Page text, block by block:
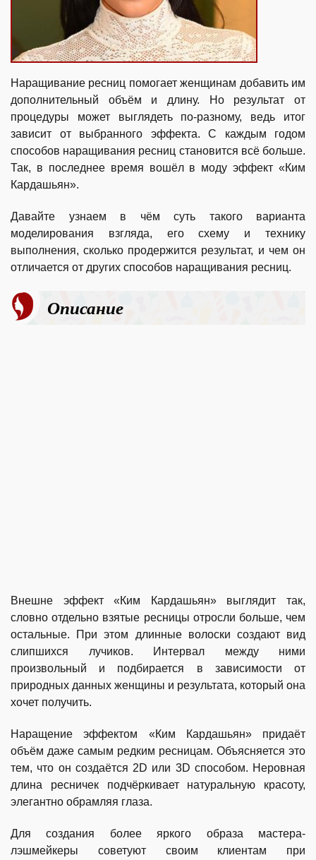
Наращивание ресниц помогает женщинам добавить им
дополнительный объём и длину. Но результат от
процедуры может выглядеть по-разному, ведь итог
зависит от выбранного эффекта. С каждым годом
способов наращивания ресниц становится всё больше.
Так, в последнее время вошёл в моду эффект «Ким
Кардашьян».
Давайте узнаем в чём суть такого варианта
моделирования взгляда, его схему и технику
выполнения, сколько продержится результат, и чем он
отличается от других способов наращивания ресниц.
Описание
Внешне эффект «Ким Кардашьян» выглядит так,
словно отдельно взятые ресницы отросли больше, чем
остальные. При этом длинные волоски создают вид
слипшихся лучиков. Интервал между ними
произвольный и подбирается в зависимости от
природных данных женщины и результата, который она
хочет получить.
Наращение эффектом «Ким Кардашьян» придаёт
объём даже самым редким ресницам. Объясняется это
тем, что он создаётся 2D или 3D способом. Неровная
длина ресничек подчёркивает натуральную красоту,
элегантно обрамляя глаза.
Для создания более яркого образа мастера-
лэшмейкеры советуют своим клиентам при